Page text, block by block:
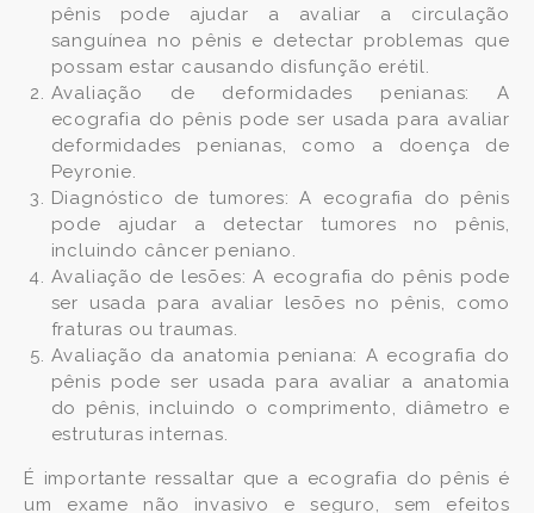
pênis pode ajudar a avaliar a circulação
sanguínea no pênis e detectar problemas que
possam estar causando disfunção erétil.
Avaliação de deformidades penianas: A
ecografia do pênis pode ser usada para avaliar
deformidades penianas, como a doença de
Peyronie.
Diagnóstico de tumores: A ecografia do pênis
pode ajudar a detectar tumores no pênis,
incluindo câncer peniano.
Avaliação de lesões: A ecografia do pênis pode
ser usada para avaliar lesões no pênis, como
fraturas ou traumas.
Avaliação da anatomia peniana: A ecografia do
pênis pode ser usada para avaliar a anatomia
do pênis, incluindo o comprimento, diâmetro e
estruturas internas.
É importante ressaltar que a ecografia do pênis é
um exame não invasivo e seguro, sem efeitos